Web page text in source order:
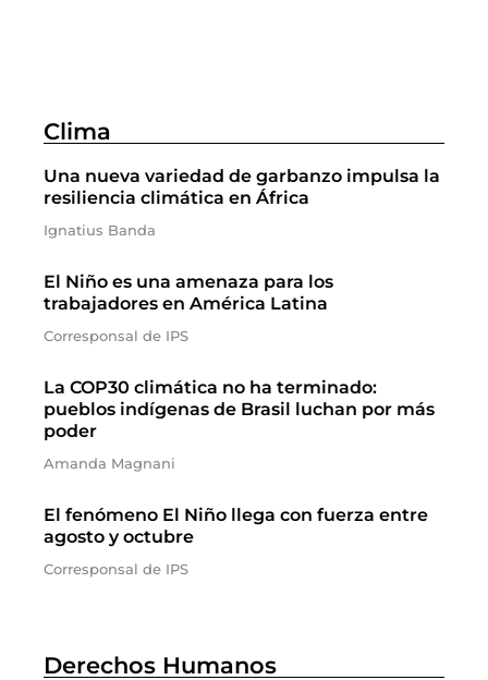
Clima
Una nueva variedad de garbanzo impulsa la
resiliencia climática en África
Ignatius Banda
El Niño es una amenaza para los
trabajadores en América Latina
Corresponsal de IPS
La COP30 climática no ha terminado:
pueblos indígenas de Brasil luchan por más
poder
Amanda Magnani
El fenómeno El Niño llega con fuerza entre
agosto y octubre
Corresponsal de IPS
Derechos Humanos